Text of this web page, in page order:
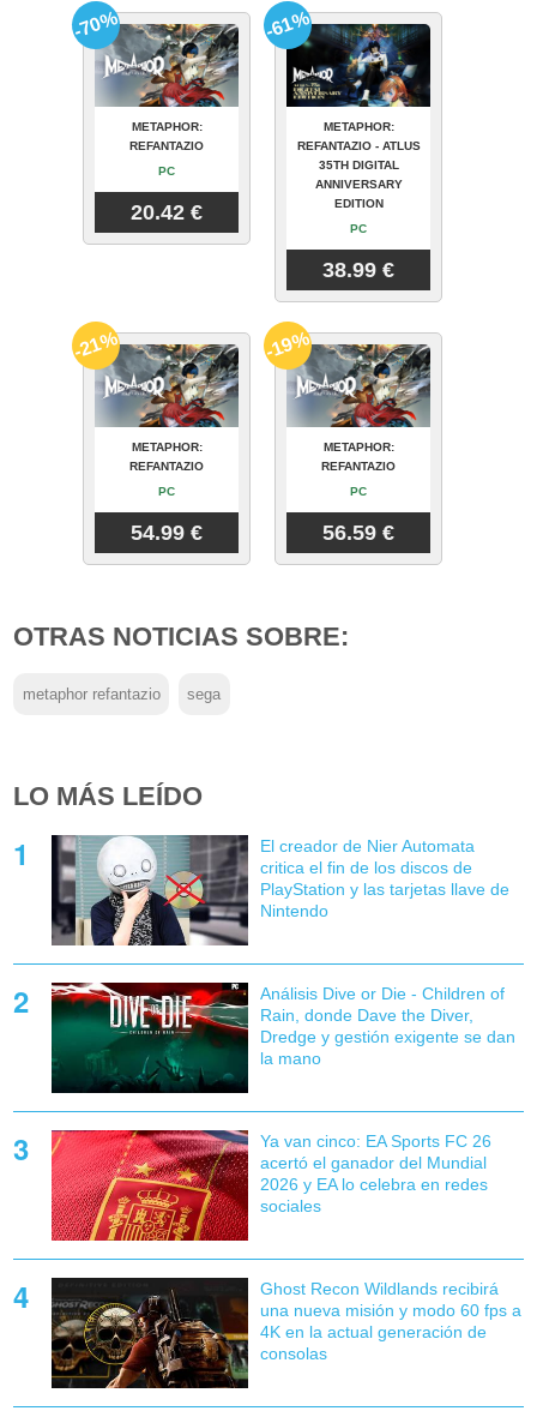
METAPHOR:
REFANTAZIO
PC
20.42 €
-70%
METAPHOR:
REFANTAZIO - ATLUS
35TH DIGITAL
ANNIVERSARY
EDITION
PC
38.99 €
-61%
METAPHOR:
REFANTAZIO
PC
54.99 €
-21%
METAPHOR:
REFANTAZIO
PC
56.59 €
-19%
OTRAS NOTICIAS SOBRE:
metaphor refantazio sega
LO MÁS LEÍDO
El creador de Nier Automata
critica el fin de los discos de
PlayStation y las tarjetas llave de
Nintendo
Análisis Dive or Die - Children of
Rain, donde Dave the Diver,
Dredge y gestión exigente se dan
la mano
Ya van cinco: EA Sports FC 26
acertó el ganador del Mundial
2026 y EA lo celebra en redes
sociales
Ghost Recon Wildlands recibirá
una nueva misión y modo 60 fps a
4K en la actual generación de
consolas